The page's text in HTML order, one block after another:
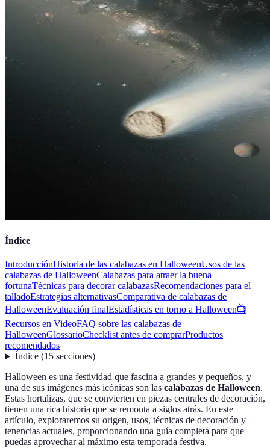
Índice
IntroducciónHistoria de las calabazas en HalloweenUsos de las
calabazas de HalloweenCalabazas para atraer la buena
fortunaTécnicas para decorar calabazasRecomendaciones para el
talladoEstrategias alternativasComparativa de calabazas de
HalloweenEvaluación finalEstadísticas en torno a Halloween📺
Recursos en VideoFAQ sobre las calabazas de
HalloweenGlossarioChecklist antes de comprarProductos
recomendados
Índice(15 secciones)
Halloween es una festividad que fascina a grandes y pequeños, y
una de sus imágenes más icónicas son las calabazas de Halloween.
Estas hortalizas, que se convierten en piezas centrales de decoración,
tienen una rica historia que se remonta a siglos atrás. En este
artículo, exploraremos su origen, usos, técnicas de decoración y
tenencias actuales, proporcionando una guía completa para que
puedas aprovechar al máximo esta temporada festiva.